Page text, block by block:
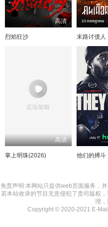
高清
烈焰狂沙 末路讨债人
高清
掌上明珠(2026) 他们的搏斗
免责声明:本网站只提供web页面服务，
若本站收录的节目无意侵犯了贵司版权
理，
Copyright © 2020-2021 E-